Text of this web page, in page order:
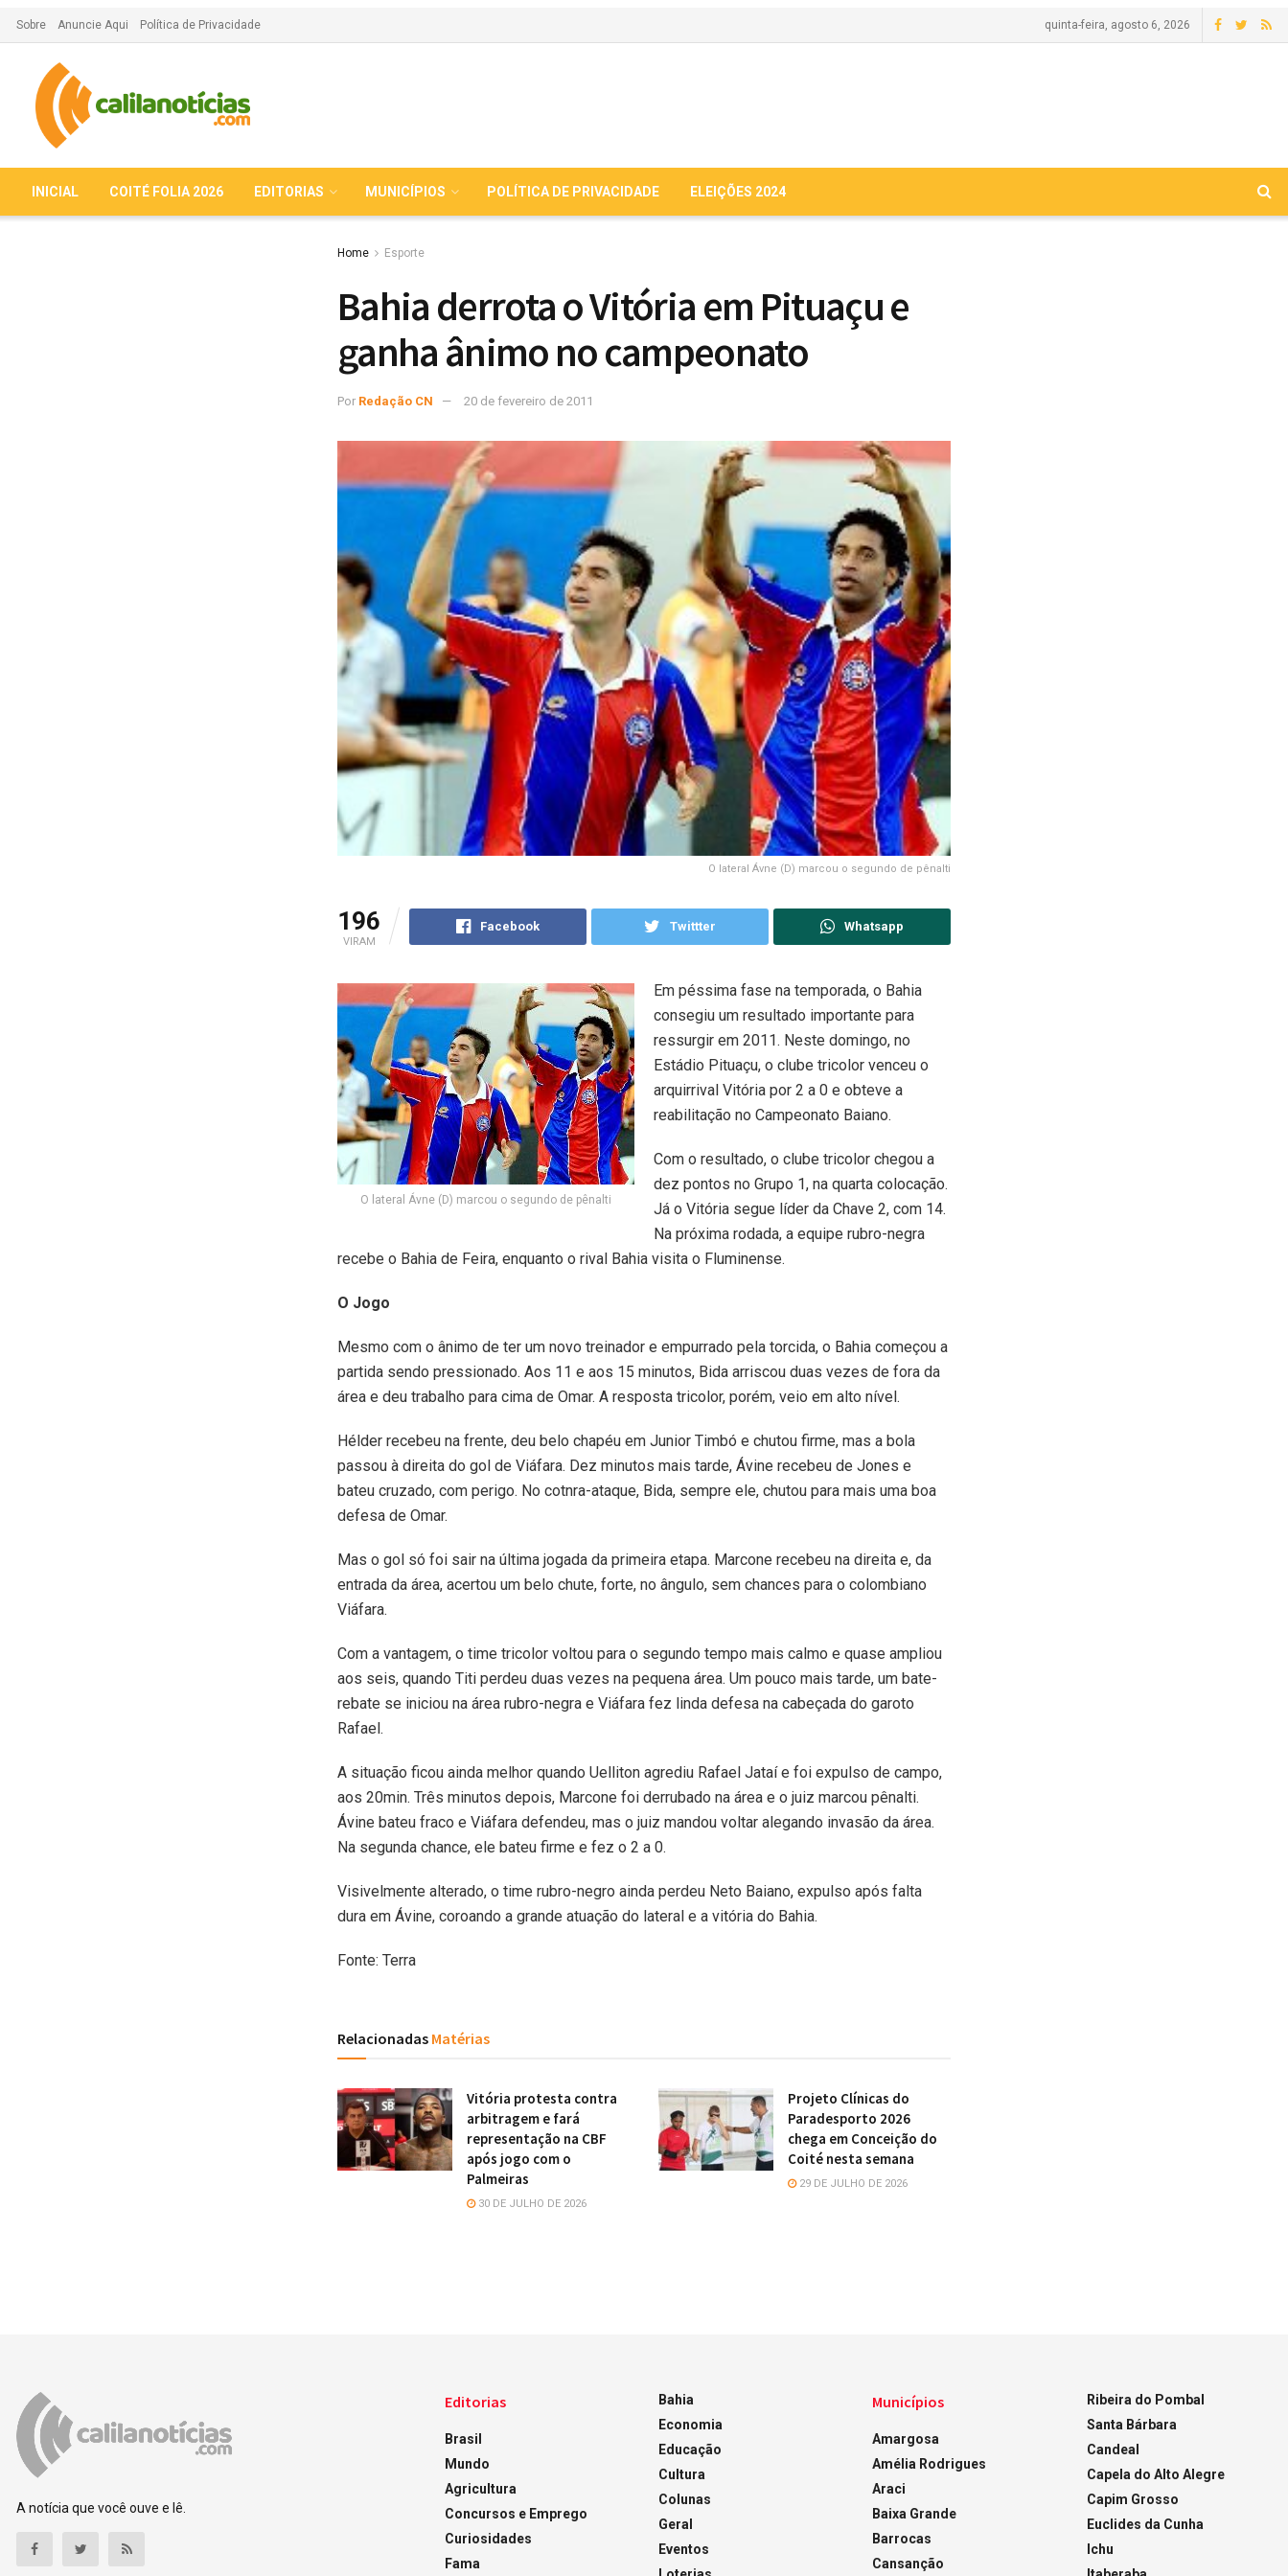
Sobre Anuncie Aqui Política de Privacidade quinta-feira, agosto 6, 2026
INICIAL COITÉ FOLIA 2026 EDITORIAS MUNICÍPIOS POLÍTICA DE PRIVACIDADE ELEIÇÕES 2024
Home Esporte
Bahia derrota o Vitória em Pituaçu e
ganha ânimo no campeonato
Por Redação CN 20 de fevereiro de 2011
O lateral Ávne (D) marcou o segundo de pênalti
196
VIRAM
Facebook Twittter Whatsapp
O lateral Ávne (D) marcou o segundo de pênalti
Em péssima fase na temporada, o Bahia
consegiu um resultado importante para
ressurgir em 2011. Neste domingo, no
Estádio Pituaçu, o clube tricolor venceu o
arquirrival Vitória por 2 a 0 e obteve a
reabilitação no Campeonato Baiano.
Com o resultado, o clube tricolor chegou a
dez pontos no Grupo 1, na quarta colocação.
Já o Vitória segue líder da Chave 2, com 14.
Na próxima rodada, a equipe rubro-negra
recebe o Bahia de Feira, enquanto o rival Bahia visita o Fluminense.
O Jogo
Mesmo com o ânimo de ter um novo treinador e empurrado pela torcida, o Bahia começou a
partida sendo pressionado. Aos 11 e aos 15 minutos, Bida arriscou duas vezes de fora da
área e deu trabalho para cima de Omar. A resposta tricolor, porém, veio em alto nível.
Hélder recebeu na frente, deu belo chapéu em Junior Timbó e chutou firme, mas a bola
passou à direita do gol de Viáfara. Dez minutos mais tarde, Ávine recebeu de Jones e
bateu cruzado, com perigo. No cotnra-ataque, Bida, sempre ele, chutou para mais uma boa
defesa de Omar.
Mas o gol só foi sair na última jogada da primeira etapa. Marcone recebeu na direita e, da
entrada da área, acertou um belo chute, forte, no ângulo, sem chances para o colombiano
Viáfara.
Com a vantagem, o time tricolor voltou para o segundo tempo mais calmo e quase ampliou
aos seis, quando Titi perdeu duas vezes na pequena área. Um pouco mais tarde, um bate-
rebate se iniciou na área rubro-negra e Viáfara fez linda defesa na cabeçada do garoto
Rafael.
A situação ficou ainda melhor quando Uelliton agrediu Rafael Jataí e foi expulso de campo,
aos 20min. Três minutos depois, Marcone foi derrubado na área e o juiz marcou pênalti.
Ávine bateu fraco e Viáfara defendeu, mas o juiz mandou voltar alegando invasão da área.
Na segunda chance, ele bateu firme e fez o 2 a 0.
Visivelmente alterado, o time rubro-negro ainda perdeu Neto Baiano, expulso após falta
dura em Ávine, coroando a grande atuação do lateral e a vitória do Bahia.
Fonte: Terra
Relacionadas Matérias
Vitória protesta contra
arbitragem e fará
representação na CBF
após jogo com o
Palmeiras
30 DE JULHO DE 2026
Projeto Clínicas do
Paradesporto 2026
chega em Conceição do
Coité nesta semana
29 DE JULHO DE 2026
A notícia que você ouve e lê.
Editorias
Brasil
Mundo
Agricultura
Concursos e Emprego
Curiosidades
Fama
Bahia
Economia
Educação
Cultura
Colunas
Geral
Eventos
Municípios
Amargosa
Amélia Rodrigues
Araci
Baixa Grande
Barrocas
Cansanção
Ribeira do Pombal
Santa Bárbara
Candeal
Capela do Alto Alegre
Capim Grosso
Euclides da Cunha
Ichu